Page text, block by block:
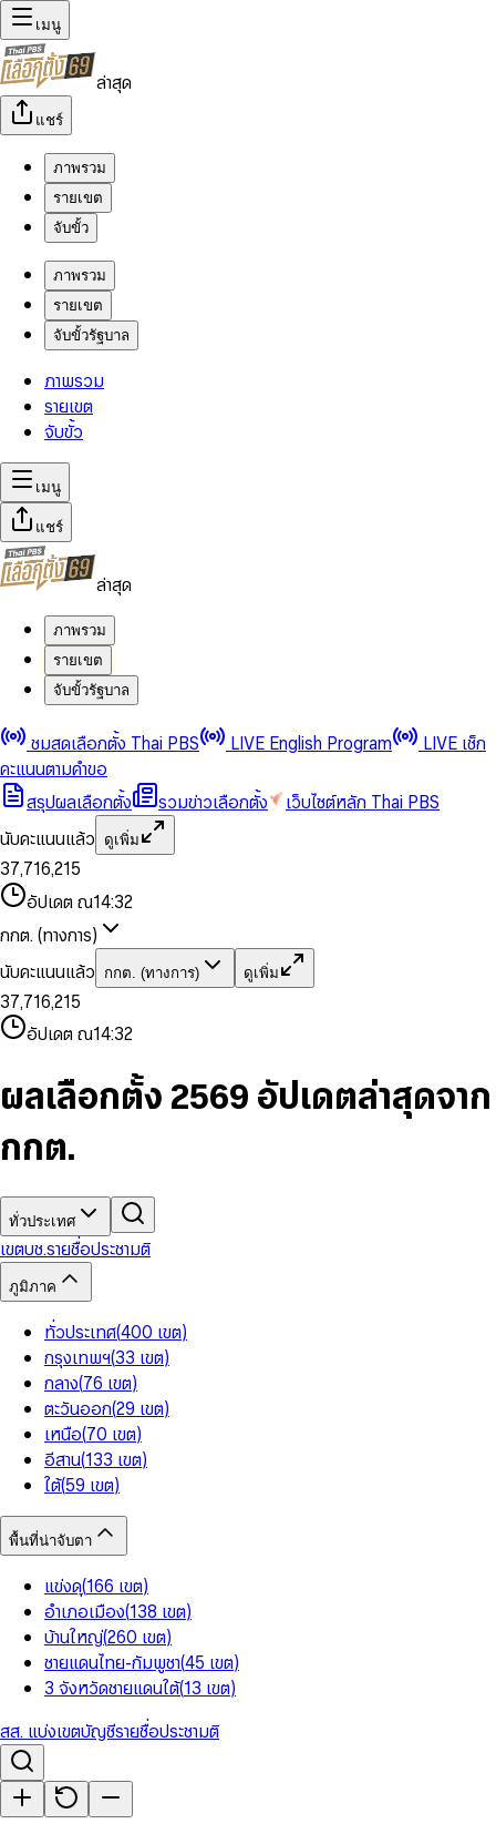
เมนู
ล่าสุด
แชร์
ภาพรวม
รายเขต
จับขั้ว
ภาพรวม
รายเขต
จับขั้วรัฐบาล
ภาพรวม
รายเขต
จับขั้ว
เมนู
แชร์
ล่าสุด
ภาพรวม
รายเขต
จับขั้วรัฐบาล
ชมสดเลือกตั้ง Thai PBS LIVE English Program
LIVE เช็ก
คะแนนตามคำขอ
สรุปผลเลือกตั้ง
รวมข่าวเลือกตั้ง
เว็บไซต์หลัก Thai PBS
นับคะแนนแล้ว
ดูเพิ่ม
0
1
2
3
4
5
6
8
9
0
1
2
3
4
5
6
7
8
9
,
0
1
2
4
6
7
8
9
0
1
2
3
4
5
6
7
8
9
0
1
3
5
6
7
8
9
,
1
2
4
5
7
8
9
0
1
3
4
6
7
8
9
0
2
3
4
5
7
8
อัปเดต ณ14:32
กกต. (ทางการ)
นับคะแนนแล้ว
กกต. (ทางการ) ดูเพิ่ม
0
1
2
3
4
5
7
8
0
1
2
4
5
6
7
8
9
,
0
1
2
4
6
7
8
9
0
1
2
3
5
6
8
9
0
1
3
5
6
7
8
,
1
2
4
6
7
9
0
1
3
5
6
8
9
0
2
3
4
5
7
9
อัปเดต ณ14:32
ผลเลือกตั้ง 2569 อัปเดตล่าสุดจาก
กกต.
ทั่วประเทศ
เขตบช.รายชื่อประชามติ
ภูมิภาค
ทั่วประเทศ(400 เขต)
กรุงเทพฯ(33 เขต)
กลาง(76 เขต)
ตะวันออก(29 เขต)
เหนือ(70 เขต)
อีสาน(133 เขต)
ใต้(59 เขต)
พื้นที่น่าจับตา
แข่งดุ(166 เขต)
อำเภอเมือง(138 เขต)
บ้านใหญ่(260 เขต)
ชายแดนไทย-กัมพูชา(45 เขต)
3 จังหวัดชายแดนใต้(13 เขต)
สส. แบ่งเขตบัญชีรายชื่อประชามติ